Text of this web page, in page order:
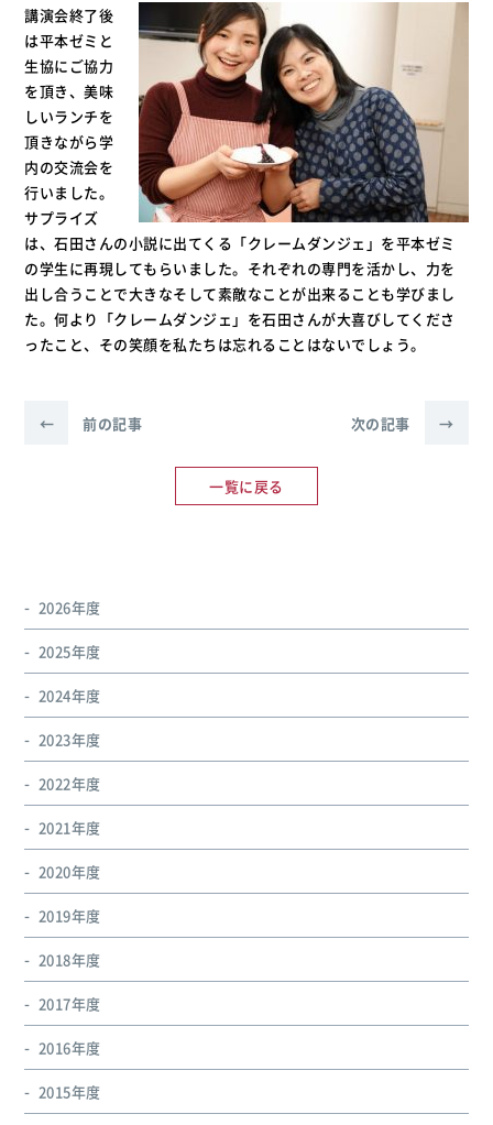
講演会終了後
は平本ゼミと
生協にご協力
を頂き、美味
しいランチを
頂きながら学
内の交流会を
行いました。
サプライズ
は、石田さんの小説に出てくる「クレームダンジェ」を平本ゼミ
の学生に再現してもらいました。それぞれの専門を活かし、力を
出し合うことで大きなそして素敵なことが出来ることも学びまし
た。何より「クレームダンジェ」を石田さんが大喜びしてくださ
ったこと、その笑顔を私たちは忘れることはないでしょう。
← 前の記事
一覧に戻る
次の記事 →
2026年度
2025年度
2024年度
2023年度
2022年度
2021年度
2020年度
2019年度
2018年度
2017年度
2016年度
2015年度